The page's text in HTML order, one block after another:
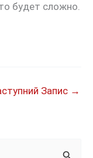
будет сложно.
Запис →